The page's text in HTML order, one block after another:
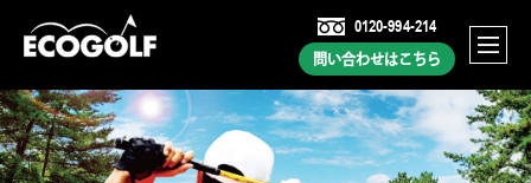
0120-994-214
問い合わせはこちら